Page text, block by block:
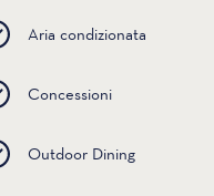
Aria condizionata
Concessioni
Outdoor Dining